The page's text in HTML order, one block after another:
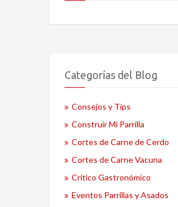
Categorías del Blog
Consejos y Tips
Construir Mi Parrilla
Cortes de Carne de Cerdo
Cortes de Carne Vacuna
Crítico Gastronómico
Eventos Parrillas y Asados